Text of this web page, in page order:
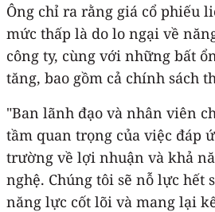
Ông chỉ ra rằng giá cổ phiếu
mức thấp là do lo ngại về
công ty, cùng với những bất
tăng, bao gồm cả chính sách
"Ban lãnh đạo và nhân viên
tầm quan trọng của việc đáp
trường về lợi nhuận và khả
nghệ. Chúng tôi sẽ nỗ lực hết
năng lực cốt lõi và mang lại